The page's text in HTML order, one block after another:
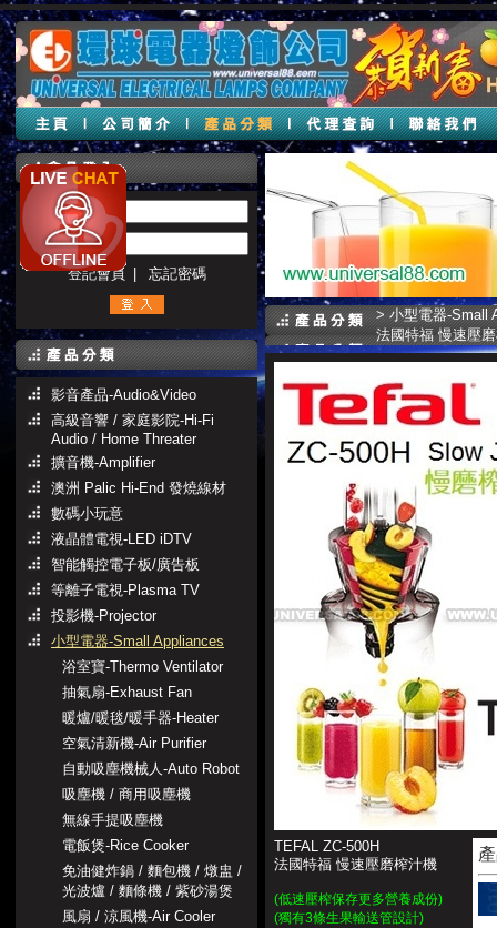
帳號 :
密碼 :
登記會員
忘記密碼
影音產品-Audio&Video
高級音響 / 家庭影院-Hi-Fi
Audio / Home Threater
擴音機-Amplifier
澳洲 Palic Hi-End 發燒線材
數碼小玩意
液晶體電視-LED iDTV
智能觸控電子板/廣告板
等離子電視-Plasma TV
投影機-Projector
小型電器-Small Appliances
浴室寶-Thermo Ventilator
抽氣扇-Exhaust Fan
暖爐/暖毯/暖手器-Heater
空氣清新機-Air Purifier
自動吸塵機械人-Auto Robot
吸塵機 / 商用吸塵機
無線手提吸塵機
電飯煲-Rice Cooker
免油健炸鍋 / 麵包機 / 燉盅 /
光波爐 / 麵條機 / 紫砂湯煲
風扇 / 涼風機-Air Cooler
>小型電器-Small
法國特福 慢速壓
TEFAL ZC-500H
法國特福 慢速壓磨榨汁機
(低速壓榨保存更多營養成份)
(獨有3條生果輸送管設計)